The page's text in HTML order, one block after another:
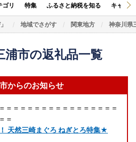
ゴリ 特集 ふるさと納税を知る キャン
地域でさがす 関東地方 神奈川県
浦市の返礼品一覧
からのお知らせ
＝＝＝＝＝＝＝＝＝＝＝＝＝＝＝＝
＝
天然三崎まぐろ ねぎとろ特集★